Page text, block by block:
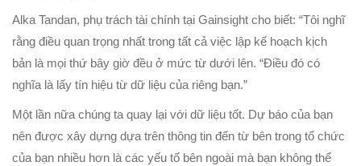
Alka Tandan, phụ trách tài chính tại Gainsight cho biết: “Tôi nghĩ
rằng điều quan trọng nhất trong tất cả việc lập kế hoạch kịch
bản là mọi thứ bây giờ đều ở mức từ dưới lên. “Điều đó có
nghĩa là lấy tín hiệu từ dữ liệu của riêng bạn.”
Một lần nữa chúng ta quay lại với dữ liệu tốt. Dự báo của bạn
nên được xây dựng dựa trên thông tin đến từ bên trong tổ chức
của bạn nhiều hơn là các yếu tố bên ngoài mà bạn không thể